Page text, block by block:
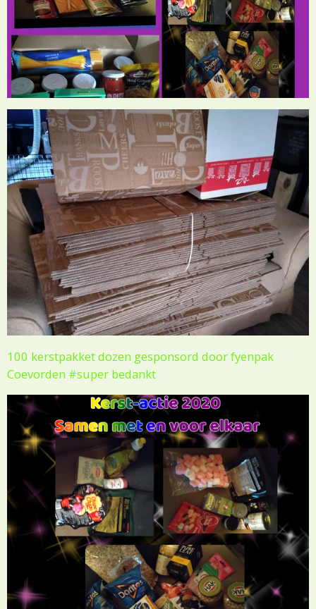
100 kerstpakket dozen gesponsord door fyenpak
Coevorden #super bedankt